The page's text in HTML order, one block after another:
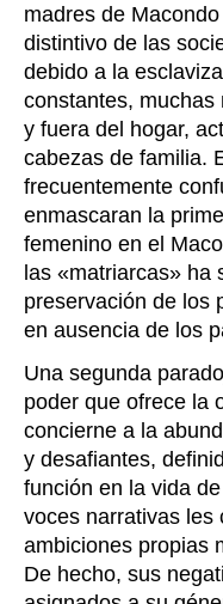
madres de
distintivo de las
debido a la
constantes, muchas
y fuera del hogar,
cabezas de familia.
frecuentemente
enmascaran la
femenino en el
las «matriarcas» ha
preservación de los
en ausencia de los
Una segunda
poder que ofrece la
concierne a la
y desafiantes,
función en la vida
voces narrativas les
ambiciones propias
De hecho, sus